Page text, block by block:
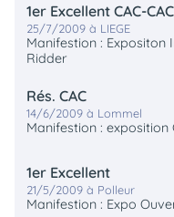
1er Excellent CAC-
25/7/2009 à LIEGE
Manifestion : Expositon
Ridder
Rés. CAC
14/6/2009 à Lommel
Manifestion : exposition
1er Excellent
21/5/2009 à Polleur
Manifestion : Expo